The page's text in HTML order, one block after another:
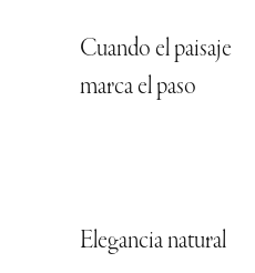
Cuando el paisaje
marca el paso
Elegancia natural